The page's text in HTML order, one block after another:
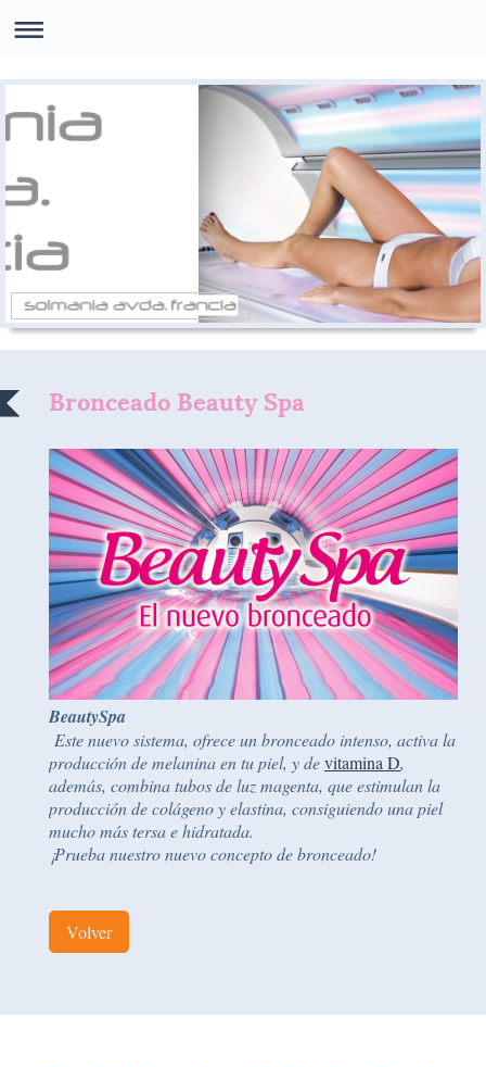
Bronceado Beauty Spa
BeautySpa
Este nuevo sistema, ofrece un bronceado intenso, activa la
producción de melanina en tu piel, y devitamina D,
además, combina tubos de luz magenta, que estimulan la
producción de colágeno y elastina, consiguiendo una piel
mucho más tersa e hidratada.
¡Prueba nuestro nuevo concepto de bronceado!
Volver